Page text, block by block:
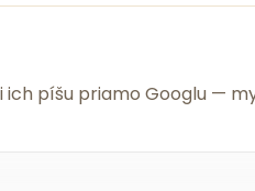
píšu priamo Googlu —